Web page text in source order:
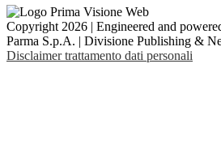
Copyright 2026 | Engineered and
Parma S.p.A. | Divisione Publishing &
Disclaimer trattamento dati personali